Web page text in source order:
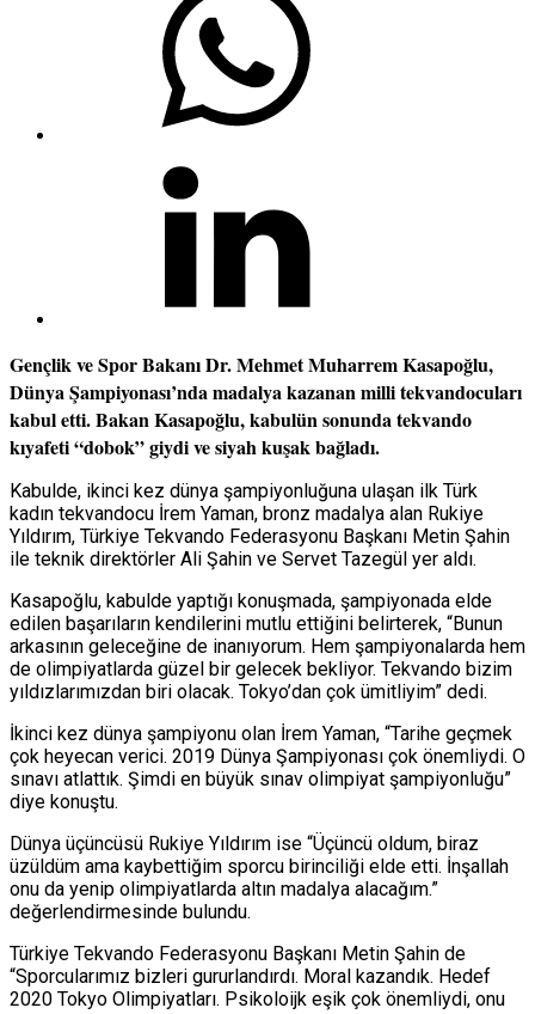
Gençlik ve Spor Bakanı Dr. Mehmet Muharrem Kasapoğlu,
Dünya Şampiyonası’nda madalya kazanan milli tekvandocuları
kabul etti. Bakan Kasapoğlu, kabulün sonunda tekvando
kıyafeti “dobok” giydi ve siyah kuşak bağladı.
Kabulde, ikinci kez dünya şampiyonluğuna ulaşan ilk Türk
kadın tekvandocu İrem Yaman, bronz madalya alan Rukiye
Yıldırım, Türkiye Tekvando Federasyonu Başkanı Metin Şahin
ile teknik direktörler Ali Şahin ve Servet Tazegül yer aldı.
Kasapoğlu, kabulde yaptığı konuşmada, şampiyonada elde
edilen başarıların kendilerini mutlu ettiğini belirterek, “Bunun
arkasının geleceğine de inanıyorum. Hem şampiyonalarda hem
de olimpiyatlarda güzel bir gelecek bekliyor. Tekvando bizim
yıldızlarımızdan biri olacak. Tokyo’dan çok ümitliyim” dedi.
İkinci kez dünya şampiyonu olan İrem Yaman, “Tarihe geçmek
çok heyecan verici. 2019 Dünya Şampiyonası çok önemliydi. O
sınavı atlattık. Şimdi en büyük sınav olimpiyat şampiyonluğu”
diye konuştu.
Dünya üçüncüsü Rukiye Yıldırım ise “Üçüncü oldum, biraz
üzüldüm ama kaybettiğim sporcu birinciliği elde etti. İnşallah
onu da yenip olimpiyatlarda altın madalya alacağım.”
değerlendirmesinde bulundu.
Türkiye Tekvando Federasyonu Başkanı Metin Şahin de
“Sporcularımız bizleri gururlandırdı. Moral kazandık. Hedef
2020 Tokyo Olimpiyatları. Psikoloijk eşik çok önemliydi, onu